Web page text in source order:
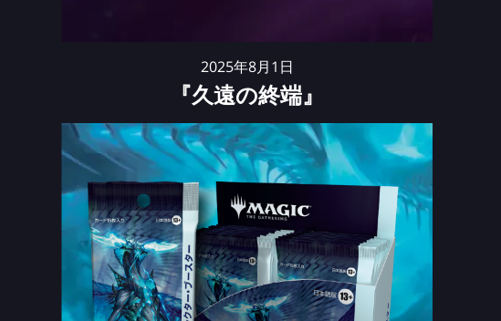
2025年8月1日
『久遠の終端』